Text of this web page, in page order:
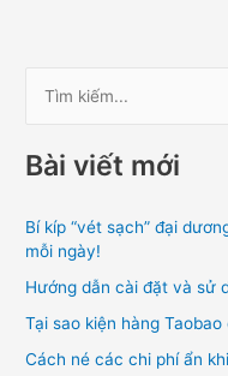
m
i
ế
m
:
Bài viết mới
Bí kíp “vét sạch” đại
mỗi ngày!
Hướng dẫn cài đặt và sử
Tại sao kiện hàng
Cách né các chi phí ẩn